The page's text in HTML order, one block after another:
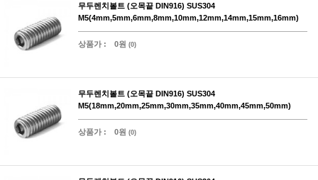
무두렌치볼트 (오목끝 DIN916) SUS304
M5(4mm,5mm,6mm,8mm,10mm,12mm,14mm,15mm,16mm)
상품가 : 0원 (0)
무두렌치볼트 (오목끝 DIN916) SUS304
M5(18mm,20mm,25mm,30mm,35mm,40mm,45mm,50mm)
상품가 : 0원 (0)